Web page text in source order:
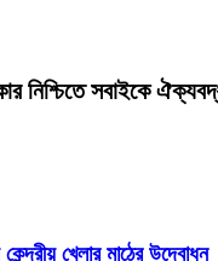
নিশ্চিতে সবাইকে
খেলার মাঠের উদ্বোধন